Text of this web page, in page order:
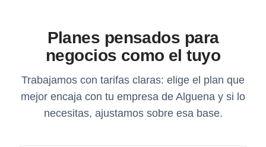
Planes pensados para
negocios como el tuyo
Trabajamos con tarifas claras: elige el plan que
mejor encaja con tu empresa de Alguena y si lo
necesitas, ajustamos sobre esa base.